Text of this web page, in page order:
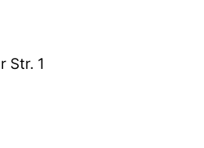
Str. 1